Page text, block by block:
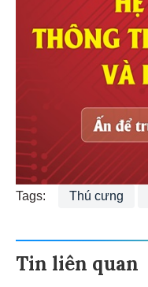
Tags: Thú cưng
Tin liên quan